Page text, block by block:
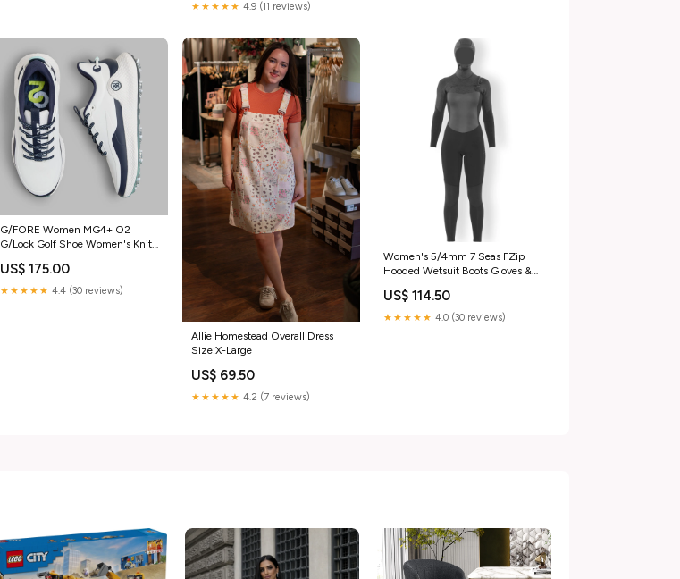
★★★★★ 4.9 (11 reviews)
G/FORE Women MG4+ O2
G/Lock Golf Shoe Women's Knit
US$ 175.00
★★★★★ 4.4 (30 reviews)
Allie Homestead Overall Dress
Size:X-Large
US$ 69.50
★★★★★ 4.2 (7 reviews)
Women's 5/4mm 7 Seas FZip
Hooded Wetsuit Boots Gloves &
US$ 114.50
★★★★★ 4.0 (30 reviews)